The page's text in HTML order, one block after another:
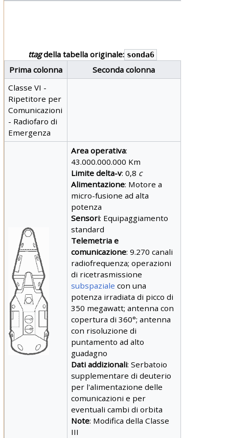
ttagdella tabella originale: sonda6
Prima colonna
Seconda colonna
Classe VI -
Ripetitore per
Comunicazioni
- Radiofaro di
Emergenza
Area operativa:
43.000.000.000 Km
Limite delta-v: 0,8 c
Alimentazione: Motore a
micro-fusione ad alta
potenza
Sensori: Equipaggiamento
standard
Telemetria e
comunicazione: 9.270 canali
radiofrequenza; operazioni
di ricetrasmissione
subspaziale con una
potenza irradiata di picco di
350 megawatt; antenna con
copertura di 360°; antenna
con risoluzione di
puntamento ad alto
guadagno
Dati addizionali: Serbatoio
supplementare di deuterio
per l'alimentazione delle
comunicazioni e per
eventuali cambi di orbita
Note: Modifica della Classe
III